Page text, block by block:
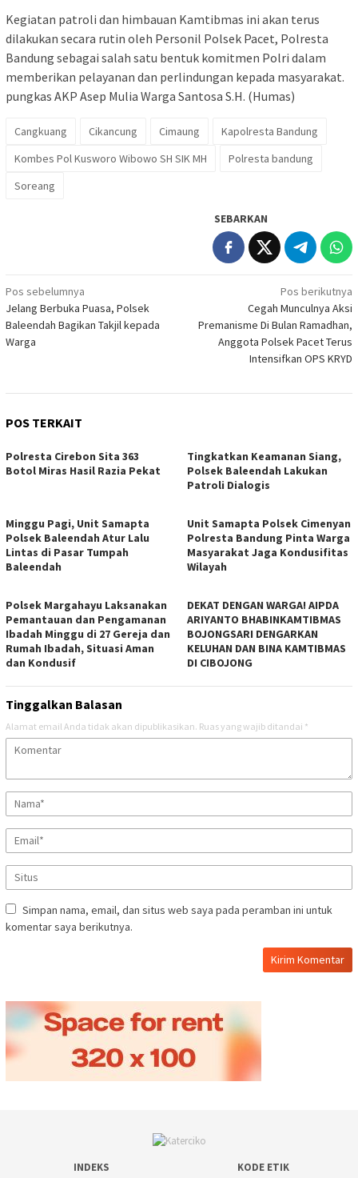
Kegiatan patroli dan himbauan Kamtibmas ini akan terus
dilakukan secara rutin oleh Personil Polsek Pacet, Polresta
Bandung sebagai salah satu bentuk komitmen Polri dalam
memberikan pelayanan dan perlindungan kepada masyarakat.
pungkas AKP Asep Mulia Warga Santosa S.H. (Humas)
Cangkuang Cikancung Cimaung
Kapolresta Bandung
Kombes Pol Kusworo Wibowo SH SIK MH
Polresta bandung
Soreang
SEBARKAN
Navigasi
pos
Pos sebelumnya
Jelang Berbuka Puasa, Polsek
Baleendah Bagikan Takjil kepada
Warga
Pos berikutnya
Cegah Munculnya Aksi
Premanisme Di Bulan Ramadhan,
Anggota Polsek Pacet Terus
Intensifkan OPS KRYD
POS TERKAIT
Polresta Cirebon Sita 363
Botol Miras Hasil Razia Pekat
Tingkatkan Keamanan Siang,
Polsek Baleendah Lakukan
Patroli Dialogis
Minggu Pagi, Unit Samapta
Polsek Baleendah Atur Lalu
Lintas di Pasar Tumpah
Baleendah
Unit Samapta Polsek Cimenyan
Polresta Bandung Pinta Warga
Masyarakat Jaga Kondusifitas
Wilayah
Polsek Margahayu Laksanakan
Pemantauan dan Pengamanan
Ibadah Minggu di 27 Gereja dan
Rumah Ibadah, Situasi Aman
dan Kondusif
DEKAT DENGAN WARGA! AIPDA
ARIYANTO BHABINKAMTIBMAS
BOJONGSARI DENGARKAN
KELUHAN DAN BINA KAMTIBMAS
DI CIBOJONG
Tinggalkan Balasan
Alamat email Anda tidak akan dipublikasikan. Ruas yang wajib ditandai *
Simpan nama, email, dan situs web saya pada peramban ini untuk
komentar saya berikutnya.
INDEKS KODE ETIK